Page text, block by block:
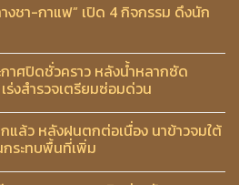
งชา-กาแฟ” เปิด 4 กิจกรรม ดึงนัก
าศปิดชั่วคราว หลังน้ำหลากซัด
ร่งสำรวจเตรียมซ่อมด่วน
แล้ว หลังฝนตกต่อเนื่อง นาข้าวจมใต้
ระทบพื้นที่เพิ่ม